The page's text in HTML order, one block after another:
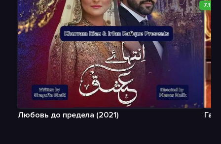
Любовь до предела (2021)
7.1